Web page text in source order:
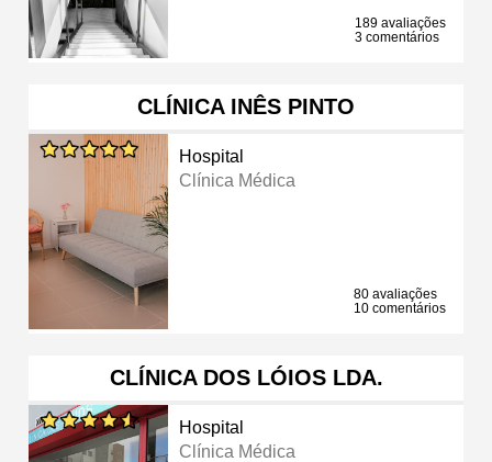
189 avaliações
3 comentários
CLÍNICA INÊS PINTO
Hospital
Clínica Médica
80 avaliações
10 comentários
CLÍNICA DOS LÓIOS LDA.
Hospital
Clínica Médica